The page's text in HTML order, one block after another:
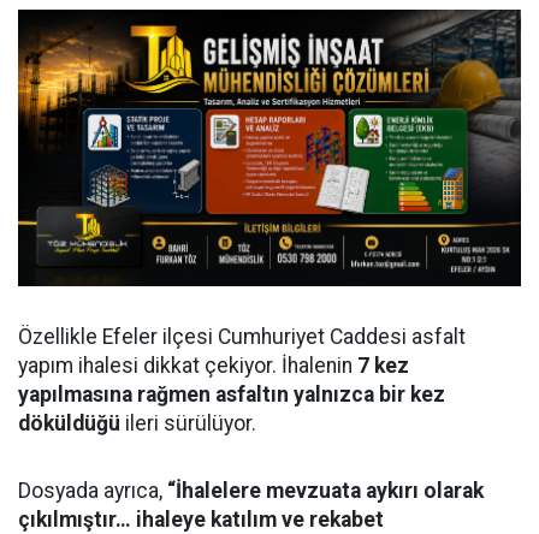
Özellikle Efeler ilçesi Cumhuriyet Caddesi asfalt
yapım ihalesi dikkat çekiyor. İhalenin 7 kez
yapılmasına rağmen asfaltın yalnızca bir kez
döküldüğü ileri sürülüyor.
Dosyada ayrıca, “İhalelere mevzuata aykırı olarak
çıkılmıştır… ihaleye katılım ve rekabet